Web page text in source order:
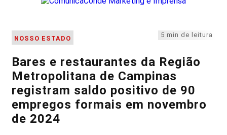
5 min de leitura
NOSSO ESTADO
Bares e restaurantes da Região
Metropolitana de Campinas
registram saldo positivo de 90
empregos formais em novembro
de 2024